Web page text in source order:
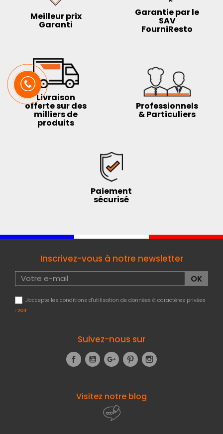
Meilleur prix
Garanti
Garantie par le
SAV
FourniResto
Livraison
offerte sur des
milliers de
produits
Professionnels
& Particuliers
Paiement
sécurisé
Inscrivez-vous à notre newsletter
J'accepte les conditions d'utilisation de données à caractères privées
: voir
Suivez-nous sur
FacebookYouTubeGoogle+Pinterest
Visitez notre blog